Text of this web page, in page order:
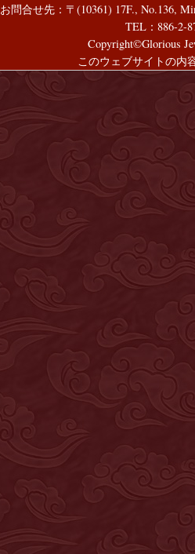
お問合せ先：〒(10361) 17F., No.136,
TEL：886-2-
Copyright©Glorious
このウェブサイトの内